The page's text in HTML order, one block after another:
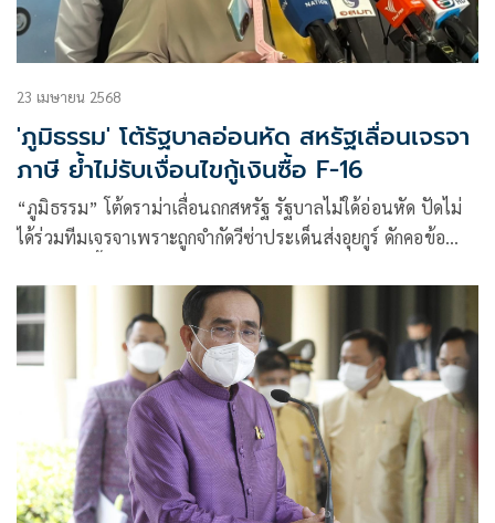
23 เมษายน 2568
'ภูมิธรรม' โต้รัฐบาลอ่อนหัด สหรัฐเลื่อนเจรจา
ภาษี ย้ำไม่รับเงื่อนไขกู้เงินซื้อ F-16
“ภูมิธรรม” โต้ดราม่าเลื่อนถกสหรัฐ รัฐบาลไม่ใด้อ่อนหัด ปัดไม่
ได้ร่วมทีมเจรจาเพราะถูกจำกัดวีซ่าประเด็นส่งอุยกูร์ ดักคอข้อ